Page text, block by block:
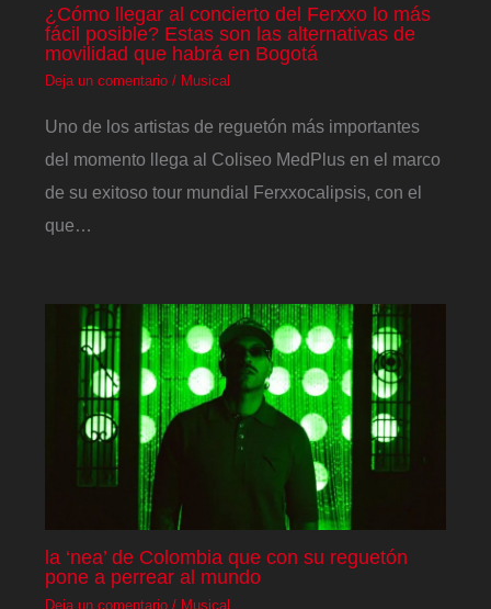
¿Cómo llegar al concierto del Ferxxo lo más
fácil posible? Estas son las alternativas de
movilidad que habrá en Bogotá
Deja un comentario / Musical
Uno de los artistas de reguetón más importantes
del momento llega al Coliseo MedPlus en el marco
de su exitoso tour mundial Ferxxocalipsis, con el
que…
la ‘nea’ de Colombia que con su reguetón
pone a perrear al mundo
Deja un comentario / Musical